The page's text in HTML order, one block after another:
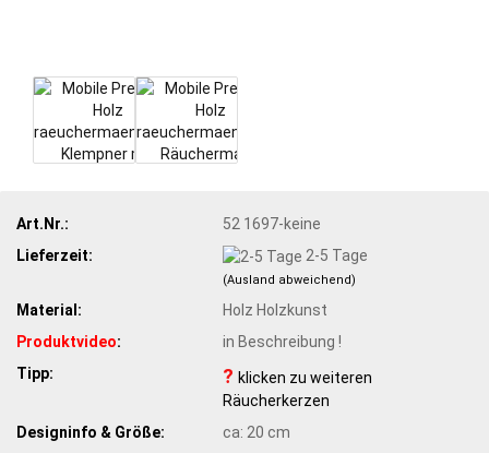
Art.Nr.:
52 1697-keine
Lieferzeit:
2-5 Tage
(Ausland abweichend)
Material:
Holz Holzkunst
Produktvideo:
in Beschreibung !
Tipp:
? klicken zu weiteren
Räucherkerzen
Designinfo & Größe:
ca: 20 cm